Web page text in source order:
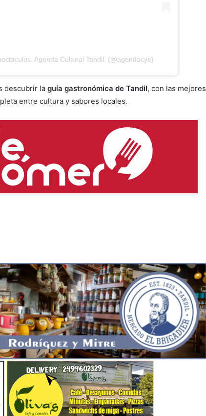
Agenda Cultural Tandil. (@agendacye)
descubrir la guía gastronómica de Tandil, con las mejores
entre cultura y sabores locales.